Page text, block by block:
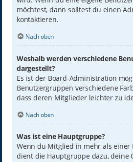
möchtest, dann solltest du einen
kontaktieren.
Nach oben
Weshalb werden verschiedene
dargestellt?
Es ist der Board-Administration
Benutzergruppen verschiedene
dass deren Mitglieder leichter zu
Nach oben
Was ist eine Hauptgruppe?
Wenn du Mitglied in mehr als einer
dient die Hauptgruppe dazu, deine